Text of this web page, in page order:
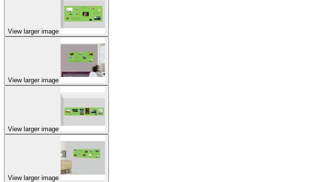
View larger image
View larger image
View larger image
View larger image